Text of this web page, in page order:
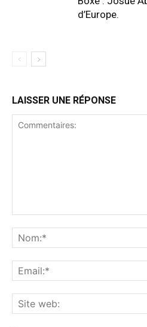
d’Europe.
LAISSER UNE RÉPONSE